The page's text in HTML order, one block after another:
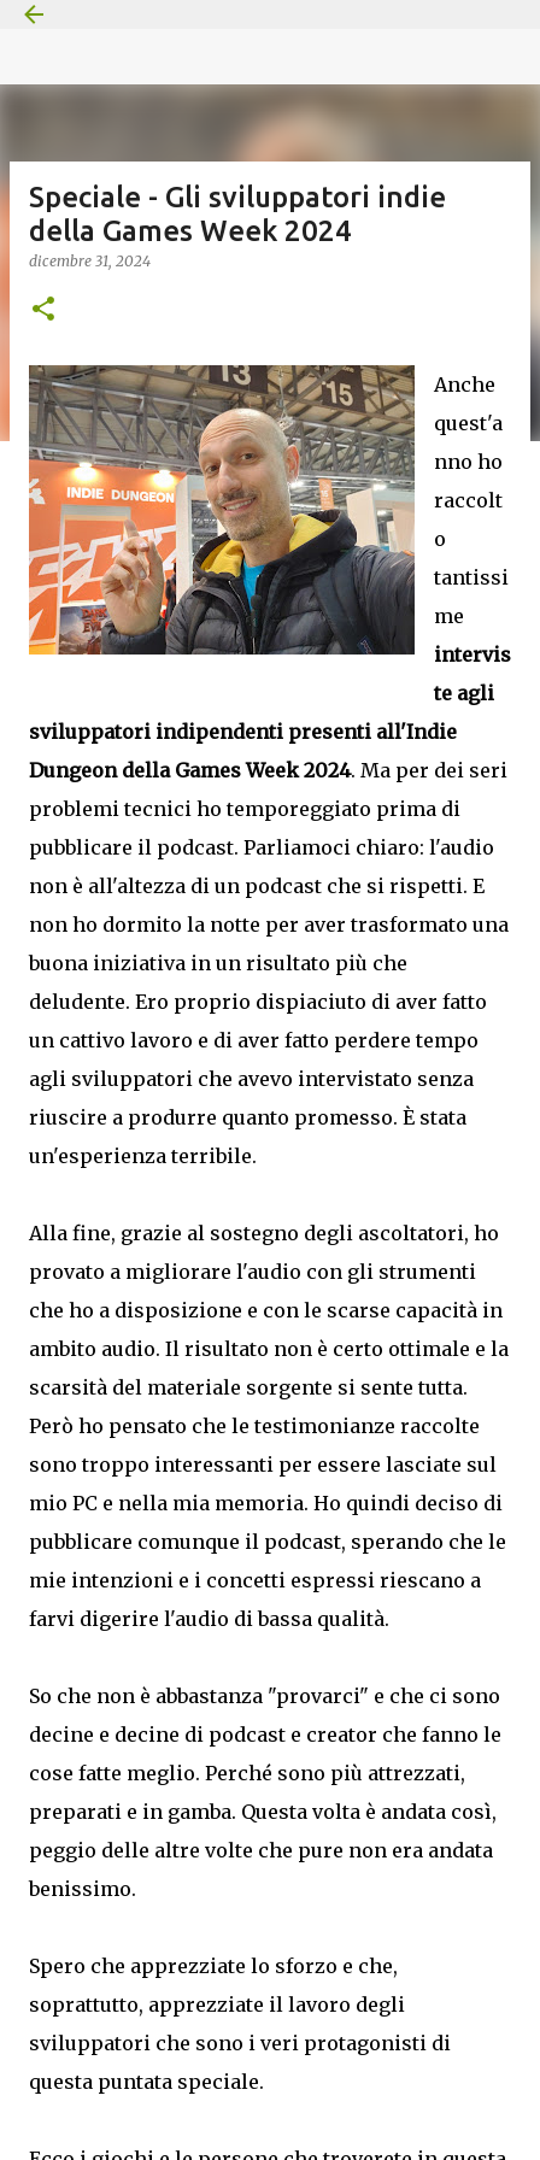
Speciale - Gli sviluppatori indie
della Games Week 2024
dicembre 31, 2024
Anche
quest'a
nno ho
raccolt
o
tantissi
me
intervis
te agli
sviluppatori indipendenti presenti all'Indie
Dungeon della Games Week 2024. Ma per dei seri
problemi tecnici ho temporeggiato prima di
pubblicare il podcast. Parliamoci chiaro: l'audio
non è all'altezza di un podcast che si rispetti. E
non ho dormito la notte per aver trasformato una
buona iniziativa in un risultato più che
deludente. Ero proprio dispiaciuto di aver fatto
un cattivo lavoro e di aver fatto perdere tempo
agli sviluppatori che avevo intervistato senza
riuscire a produrre quanto promesso. È stata
un'esperienza terribile.
Alla fine, grazie al sostegno degli ascoltatori, ho
provato a migliorare l'audio con gli strumenti
che ho a disposizione e con le scarse capacità in
ambito audio. Il risultato non è certo ottimale e la
scarsità del materiale sorgente si sente tutta.
Però ho pensato che le testimonianze raccolte
sono troppo interessanti per essere lasciate sul
mio PC e nella mia memoria. Ho quindi deciso di
pubblicare comunque il podcast, sperando che le
mie intenzioni e i concetti espressi riescano a
farvi digerire l'audio di bassa qualità.
So che non è abbastanza "provarci" e che ci sono
decine e decine di podcast e creator che fanno le
cose fatte meglio. Perché sono più attrezzati,
preparati e in gamba. Questa volta è andata così,
peggio delle altre volte che pure non era andata
benissimo.
Spero che apprezziate lo sforzo e che,
soprattutto, apprezziate il lavoro degli
sviluppatori che sono i veri protagonisti di
questa puntata speciale.